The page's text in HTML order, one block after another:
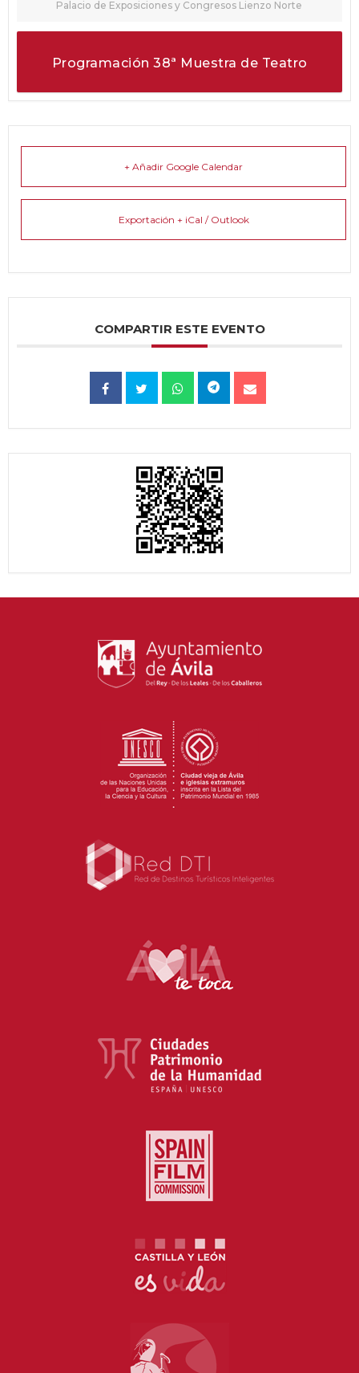
Palacio de Exposiciones y Congresos Lienzo Norte
Programación 38ª Muestra de Teatro
+ Añadir Google Calendar
Exportación + iCal / Outlook
COMPARTIR ESTE EVENTO